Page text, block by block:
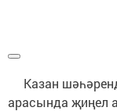
Казан
арасында җиңел